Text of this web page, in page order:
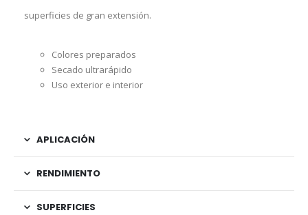
superficies de gran extensión.
Colores preparados
Secado ultrarápido
Uso exterior e interior
APLICACIÓN
RENDIMIENTO
SUPERFICIES